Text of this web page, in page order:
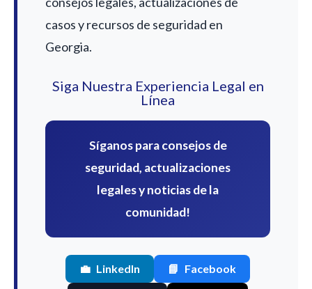
casos y recursos de seguridad en
Georgia.
Siga Nuestra Experiencia Legal en
Línea
Síganos para consejos de
seguridad, actualizaciones
legales y noticias de la
comunidad!
💼 LinkedIn 📘 Facebook